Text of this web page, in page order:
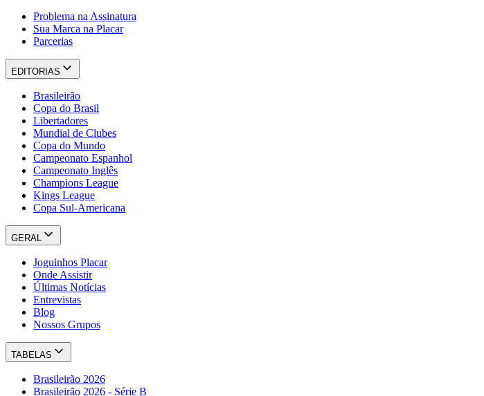
Problema na Assinatura
Sua Marca na Placar
Parcerias
EDITORIAS
Brasileirão
Copa do Brasil
Libertadores
Mundial de Clubes
Copa do Mundo
Campeonato Espanhol
Campeonato Inglês
Champions League
Kings League
Copa Sul-Americana
GERAL
Joguinhos Placar
Onde Assistir
Últimas Notícias
Entrevistas
Blog
Nossos Grupos
TABELAS
Brasileirão 2026
Brasileirão 2026 - Série B